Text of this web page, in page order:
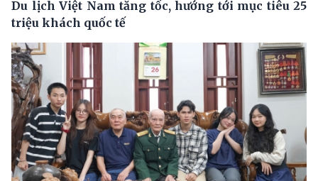
Du lịch Việt Nam tăng tốc, hướng tới mục tiêu 25
triệu khách quốc tế